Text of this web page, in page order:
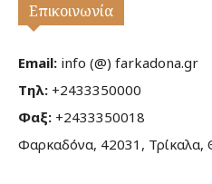
Επικοινωνία
Email: info (@) farkadona.gr
Τηλ: +2433350000
Φαξ: +2433350018
Φαρκαδόνα, 42031, Τρίκαλα,